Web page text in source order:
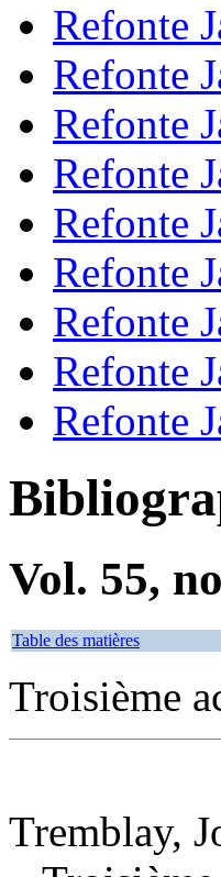
Refonte
Refonte
Refonte
Refonte
Refonte
Refonte
Refonte
Refonte
Refonte
Vol. 55,
Table des matières
Troisième
Tremblay,